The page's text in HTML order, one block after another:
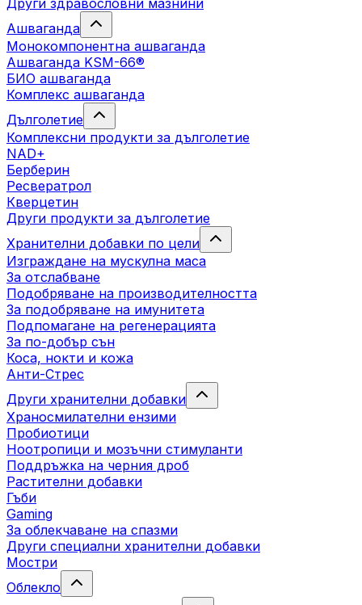
Други здравословни мазнини
Ашваганда
Монокомпонентна ашваганда
Ашваганда KSM-66®
БИО ашваганда
Комплекс ашваганда
Дълголетие
Комплексни продукти за дълголетие
NAD+
Берберин
Ресвератрол
Кверцетин
Други продукти за дълголетие
Хранителни добавки по цели
Изграждане на мускулна маса
За отслабване
Подобряване на производителността
За подобряване на имунитета
Подпомагане на регенерацията
За по-добър сън
Коса, нокти и кожа
Анти-Стрес
Други хранителни добавки
Храносмилателни ензими
Пробиотици
Ноотропици и мозъчни стимуланти
Поддръжка на черния дроб
Растителни добавки
Гъби
Gaming
За облекчаване на спазми
Други специални хранителни добавки
Мостри
Облекло